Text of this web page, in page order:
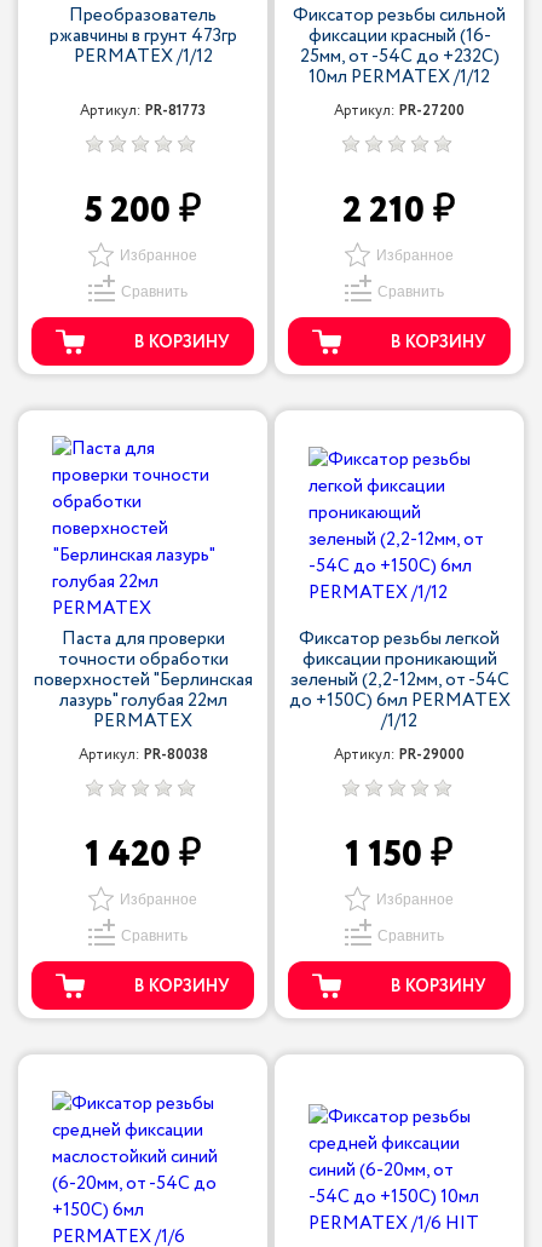
Преобразователь
ржавчины в грунт 473гр
PERMATEX /1/12
Артикул: PR-81773
5 200
Избранное
Сравнить
В КОРЗИНУ
Фиксатор резьбы сильной
фиксации красный (16-
25мм, от -54С до +232С)
10мл PERMATEX /1/12
Артикул: PR-27200
2 210
Избранное
Сравнить
В КОРЗИНУ
Паста для проверки
точности обработки
поверхностей "Берлинская
лазурь" голубая 22мл
PERMATEX
Артикул: PR-80038
1 420
Избранное
Сравнить
В КОРЗИНУ
Фиксатор резьбы легкой
фиксации проникающий
зеленый (2,2-12мм, от -54С
до +150С) 6мл PERMATEX
/1/12
Артикул: PR-29000
1 150
Избранное
Сравнить
В КОРЗИНУ